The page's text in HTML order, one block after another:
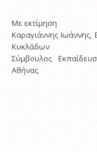
Με εκτίμηση
Καραγιάννης Ιωάννης,
Κυκλάδων
Σύμβουλος
Αθήνας